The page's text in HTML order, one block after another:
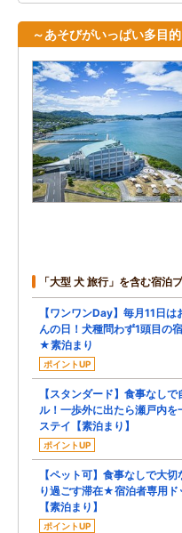
～あそびがいっぱい多目
「大型 犬 旅行」を含む宿泊
【ワンワンDay】毎月11日は
んの日！犬種問わず1頭目の
★素泊まり
ポイントUP
【スタンダード】食事なし
ル！一歩外に出たら瀬戸内を
ステイ【素泊まり】
ポイントUP
【ペット可】食事なしで大
り過ごす滞在★宿泊者専用ド
【素泊まり】
ポイントUP